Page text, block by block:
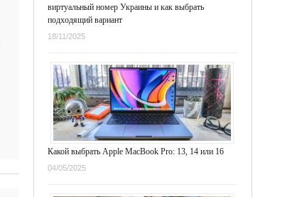
виртуальный номер Украины и как выбрать
подходящий вариант
18/11/2025
Какой выбрать Apple MacBook Pro: 13, 14 или 16
04/05/2025